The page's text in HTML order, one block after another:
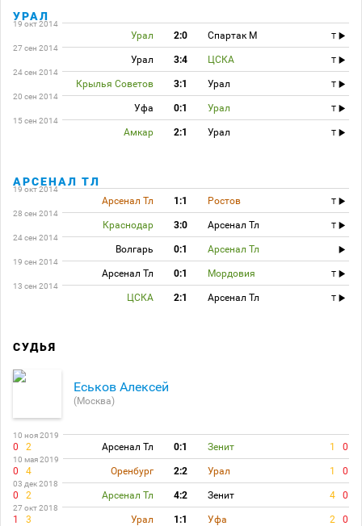
УРАЛ
19 окт 2014
Урал 2:0 Спартак М
T
27 сен 2014
Урал 3:4 ЦСКА
T
24 сен 2014
Крылья Советов 3:1 Урал
T
20 сен 2014
Уфа 0:1 Урал
T
15 сен 2014
Амкар 2:1 Урал T
АРСЕНАЛ ТЛ
19 окт 2014
Арсенал Тл 1:1 Ростов
T
28 сен 2014
Краснодар 3:0 Арсенал Тл
T
24 сен 2014
Волгарь 0:1 Арсенал Тл
19 сен 2014
Арсенал Тл 0:1 Мордовия
T
13 сен 2014
ЦСКА 2:1 Арсенал Тл T
СУДЬЯ
Еськов Алексей
(Москва)
10 ноя 2019
0 2 Арсенал Тл 0:1 Зенит 1 0
10 мая 2019
0 4 Оренбург 2:2 Урал 1 0
03 дек 2018
0 2 Арсенал Тл 4:2 Зенит 4 0
27 окт 2018
1 3 Урал 1:1 Уфа 2 0